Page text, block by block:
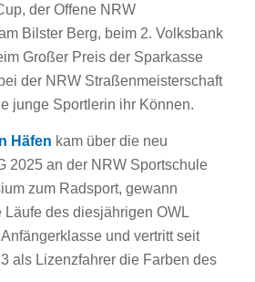
der Offene NRW
Bilster Berg, beim 2. Volksbank
Großer Preis der Sparkasse
der NRW Straßenmeisterschaft
junge Sportlerin ihr Können.
Häfen kam über die neu
2025 an der NRW Sportschule
zum Radsport, gewann
Läufe des diesjährigen OWL
und vertritt seit
als Lizenzfahrer die Farben des